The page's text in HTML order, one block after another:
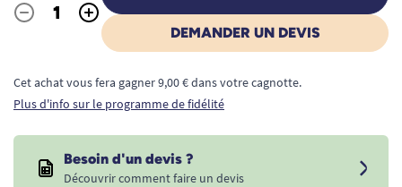
Quantité
- +
DEMANDER UN DEVIS
Cet achat vous fera gagner 9,00 € dans votre cagnotte.
Plus d'info sur le programme de fidélité
Besoin d'un devis ?
Découvrir comment faire un devis